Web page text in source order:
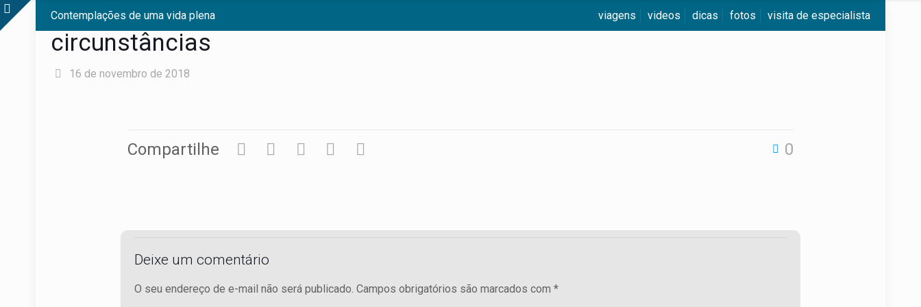
Contemplações de uma vida plena viagens videos dicas fotos visita de especialista
circunstâncias
16 de novembro de 2018
Compartilhe 0
Deixe um comentário
O seu endereço de e-mail não será publicado. Campos obrigatórios são marcados com *